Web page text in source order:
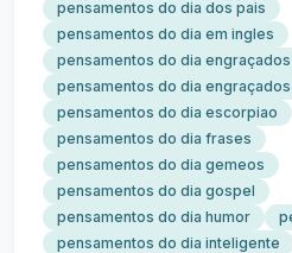
pensamentos do dia dos pais
pensamentos do dia em ingles
pensamentos do dia engraçados
pensamentos do dia
pensamentos do dia escorpiao
pensamentos do dia frases
pensamentos do dia gemeos
pensamentos do dia gospel
pensamentos do dia humor
pensamentos do dia inteligente